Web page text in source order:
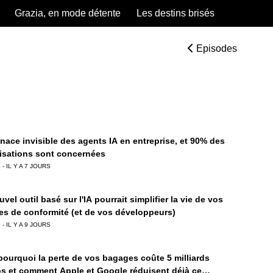
Grazia, en mode détente Les destins brisés
Episodes
invisible des agents IA en entreprise, et 90% des
sont concernées
IL Y A 7 JOURS
outil basé sur l'IA pourrait simplifier la vie de vos
de conformité (et de vos développeurs)
IL Y A 9 JOURS
la perte de vos bagages coûte 5 milliards
et comment Apple et Google réduisent déjà ce